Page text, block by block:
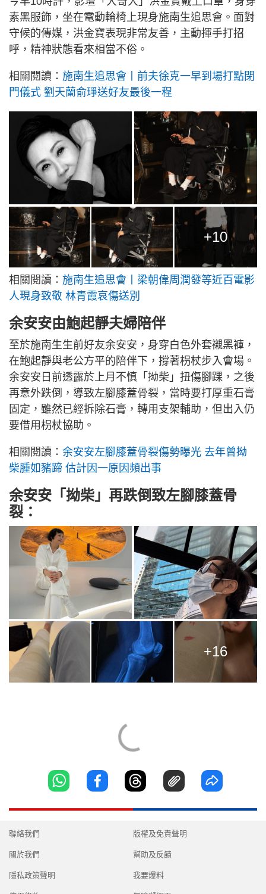
素黑服飾，坐在電動輪椅上現身施南生追思會。面對
守候的傳媒，洪金寶表現非常友善，主動揮手打招
呼，精神狀態看來相當不俗。
相關閱讀： 施南生追思會丨前夫徐克一早到場打點閉
門儀式 劉天蘭俞琤送好友最後一程
+10
相關閱讀： 施南生追思會丨梁朝偉周潤發等近百電影
人現身致敬 林青霞哀傷送別
余安安由鮑起靜夫婦陪伴
至於施南生生前好友余安安，身穿白色外套襯黑褲，
在鮑起靜與老公方平的陪伴下，撐著枴杖步入會場。
余安安日前透露於上月不慎「拗柴」扭傷腳踝，之後
再意外跌倒，導致左腳膝蓋骨裂，當時要打厚重石膏
固定，雖然已經拆除石膏，轉用支架輔助，但出入仍
要借用枴杖協助。
相關閱讀： 余安安左腳膝蓋骨裂傷勢曝光 去年曾拗
柴腫如豬蹄 估計因一原因頻出事
余安安「拗柴」再跌倒致左腳膝蓋骨
裂：
+16
聯絡我們
關於我們
隱私政策聲明
版權及免責聲明
幫助及反饋
我要爆料